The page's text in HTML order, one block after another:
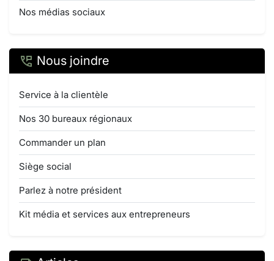
Nos médias sociaux
Nous joindre
Service à la clientèle
Nos 30 bureaux régionaux
Commander un plan
Siège social
Parlez à notre président
Kit média et services aux entrepreneurs